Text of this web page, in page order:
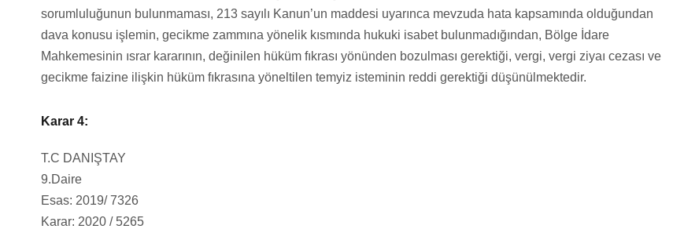
sorumluluğunun bulunmaması, 213 sayılı Kanun’un maddesi uyarınca mevzuda hata kapsamında olduğundan
dava konusu işlemin, gecikme zammına yönelik kısmında hukuki isabet bulunmadığından, Bölge İdare
Mahkemesinin ısrar kararının, değinilen hüküm fıkrası yönünden bozulması gerektiği, vergi, vergi ziyaı cezası ve
gecikme faizine ilişkin hüküm fıkrasına yöneltilen temyiz isteminin reddi gerektiği düşünülmektedir.
Karar 4:
T.C DANIŞTAY
9.Daire
Esas: 2019/ 7326
Karar: 2020 / 5265